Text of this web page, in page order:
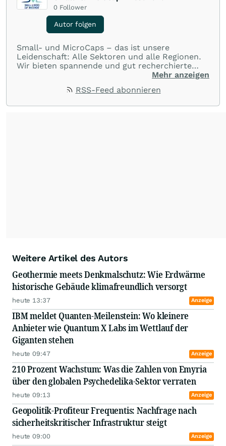
0 Follower
Autor folgen
Small- und MicroCaps – das ist unsere
Leidenschaft: Alle Sektoren und alle Regionen.
Wir bieten spannende und gut recherchierte
Einblicke in branchen- und marktbezogene
umfangreiche Erfahrungen in der Branche und
Mehr anzeigen
RSS-Feed abonnieren
Weitere Artikel des Autors
Geothermie meets Denkmalschutz: Wie Erdwärme
historische Gebäude klimafreundlich versorgt
heute 13:37 Anzeige
IBM meldet Quanten-Meilenstein: Wo kleinere
Anbieter wie Quantum X Labs im Wettlauf der
Giganten stehen
heute 09:47 Anzeige
210 Prozent Wachstum: Was die Zahlen von Emyria
über den globalen Psychedelika-Sektor verraten
heute 09:13 Anzeige
Geopolitik-Profiteur Frequentis: Nachfrage nach
sicherheitskritischer Infrastruktur steigt
heute 09:00 Anzeige